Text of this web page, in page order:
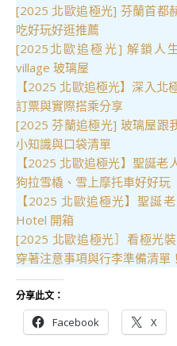
[2025 北歐追極光] 芬蘭首都
吃好玩好逛推薦
[2025北歐追極光] 解鎖人
village 玻璃屋
【2025 北歐追極光】深入
訂票與實際搭乘分享
[2025 芬蘭追極光] 玻璃屋跟
小知識與口袋清單
【2025 北歐追極光】聖誕
狗拉雪橇、雪上摩托車好好玩
【2025 北歐追極光】聖誕
Hotel 開箱
[2025 北歐追極光］看極光
穿著注意事項與行李準備清單！
分享此文：
Facebook X